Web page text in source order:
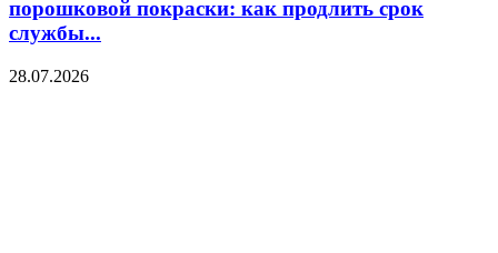
порошковой покраски: как продлить срок
службы...
28.07.2026